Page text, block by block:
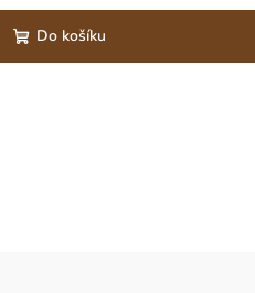
Do košíku